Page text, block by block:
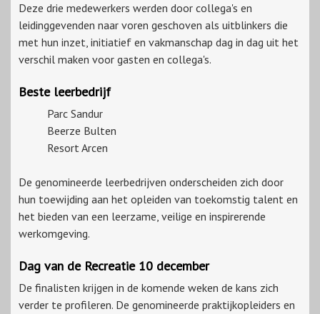
Deze drie medewerkers werden door collega's en
leidinggevenden naar voren geschoven als uitblinkers die
met hun inzet, initiatief en vakmanschap dag in dag uit het
verschil maken voor gasten en collega's.
Beste leerbedrijf
Parc Sandur
Beerze Bulten
Resort Arcen
De genomineerde leerbedrijven onderscheiden zich door
hun toewijding aan het opleiden van toekomstig talent en
het bieden van een leerzame, veilige en inspirerende
werkomgeving.
Dag van de Recreatie 10 december
De finalisten krijgen in de komende weken de kans zich
verder te profileren. De genomineerde praktijkopleiders en